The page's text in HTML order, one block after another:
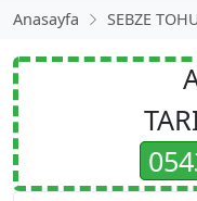
Anasayfa SEBZE